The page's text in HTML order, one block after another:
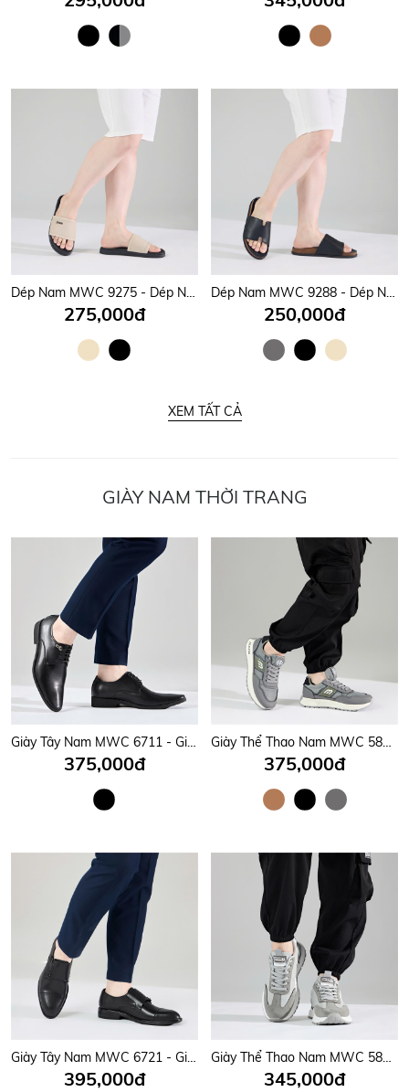
Dép Nam MWC 9275 - Dép Nam Quai Ngang Bản To Gắn Khóa Kim Loại Sang Trọng, Đẳng Cấp, Thời Trang.
275,000đ
Dép Nam MWC 9288 - Dép Nam Quai Ngang Bản To Thanh Lịch, Nam Tính, Thời Trang.
250,000đ
XEM TẤT CẢ
GIÀY NAM THỜI TRANG
Giày Tây Nam MWC 6711 - Giày Tây Nam Buộc Dây Giả Thanh Lịch Có Họa Tiết Khóa Ấn Tượng, Sang Trọng, Thời Trang.
375,000đ
Giày Thể Thao Nam MWC 5828 - Giày Sneaker Nam Đi Học, Đi Chơi, Leo Núi, Chạy Bộ Siêu Bền Đẹp Trẻ Trung, Năng Động.
375,000đ
Giày Tây Nam MWC 6721 - Giày Tây Nam Kiểu Monk Strap, Mũi Nhọn Phối Hai Quai Da Có Khoá Kim Loại Tinh Tế, Sang Trọng.
395,000đ
Giày Thể Thao Nam MWC 5860 - Giày Thể Thao Sneaker Nam Cổ Thấp, Mũi Tròn Bo Gọn Năng Động, Trẻ Trung, Thời Trang.
345,000đ